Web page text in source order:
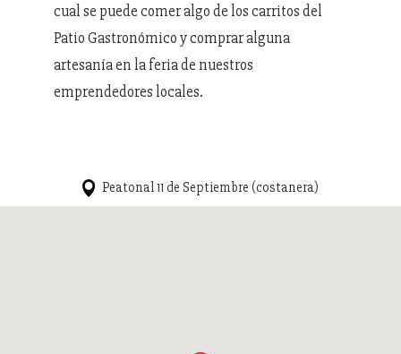
cual se puede comer algo de los carritos del
Patio Gastronómico y comprar alguna
artesanía en la feria de nuestros
emprendedores locales.
Peatonal 11 de Septiembre (costanera)